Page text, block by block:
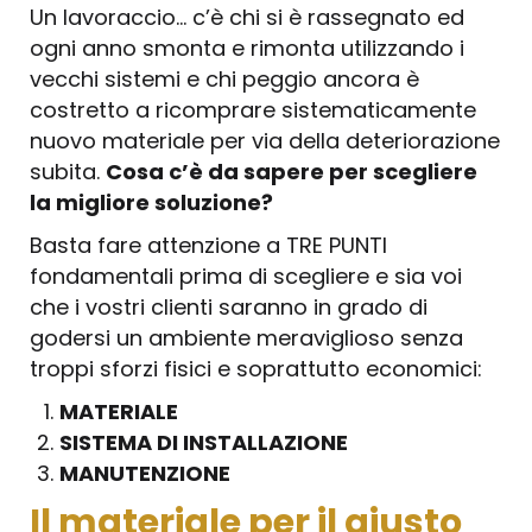
Un lavoraccio… c’è chi si è rassegnato ed
ogni anno smonta e rimonta utilizzando i
vecchi sistemi e chi peggio ancora è
costretto a ricomprare sistematicamente
nuovo materiale per via della deteriorazione
subita. Cosa c’è da sapere per scegliere
la migliore soluzione?
Basta fare attenzione a TRE PUNTI
fondamentali prima di scegliere e sia voi
che i vostri clienti saranno in grado di
godersi un ambiente meraviglioso senza
troppi sforzi fisici e soprattutto economici:
MATERIALE
SISTEMA DI INSTALLAZIONE
MANUTENZIONE